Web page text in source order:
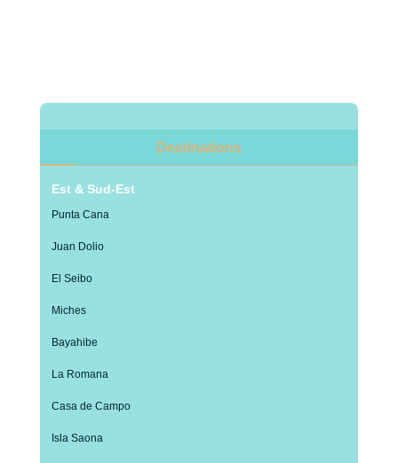
Destinations
Est & Sud-Est
Punta Cana
Juan Dolio
El Seibo
Miches
Bayahibe
La Romana
Casa de Campo
Isla Saona